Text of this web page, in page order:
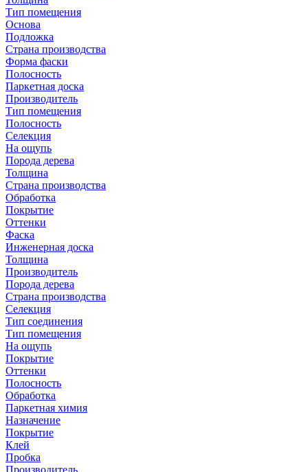
Тип помещения
Основа
Подложка
Страна производства
Форма фаски
Полосность
Паркетная доска
Производитель
Тип помещения
Полосность
Селекция
На ощупь
Порода дерева
Толщина
Страна производства
Обработка
Покрытие
Оттенки
Фаска
Инженерная доска
Толщина
Производитель
Порода дерева
Страна производства
Селекция
Тип соединения
Тип помещения
На ощупь
Покрытие
Оттенки
Полосность
Обработка
Паркетная химия
Назначение
Покрытие
Клей
Пробка
Производитель